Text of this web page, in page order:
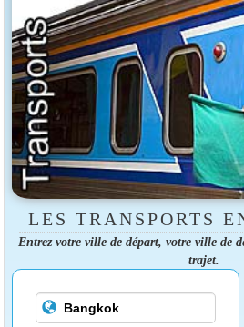
LES TRANSPORTS
Entrez votre ville de départ, votre ville de
trajet.